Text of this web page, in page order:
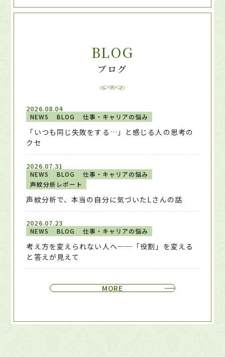
BLOG
ブログ
2026.08.04
NEWS BLOG 仕事・キャリアの悩み
「いつも同じ失敗をする…」と感じる人の思考の
クセ
2026.07.31
NEWS BLOG
仕事・キャリアの悩み
声紋分析レポート
声紋分析で、本当の自分に気づいたLさんの話
2026.07.23
NEWS BLOG 仕事・キャリアの悩み
考え方を変えられない人へ──「役割」を変える
と答えが見えて
MORE